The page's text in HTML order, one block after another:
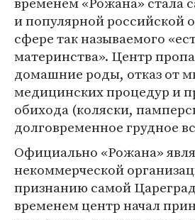
и популярной российской
сфере так называемого
материнства». Центр
домашние роды, отказ от
медицинских процедур и
обихода (коляски,
долговременное грудное
Официально «Рожана»
некоммерческой
признанию самой
временем центр начал